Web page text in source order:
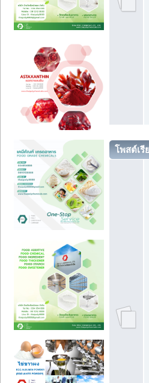
โพสต์เรี